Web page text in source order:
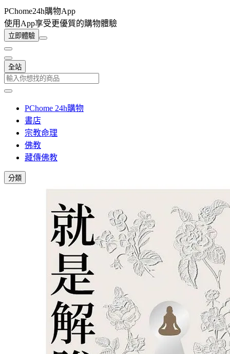
PChome24h購物App
使用App享受更優質的購物體驗
立即體驗
全站
PChome 24h購物
書店
宗教命理
佛教
藏傳佛教
分類